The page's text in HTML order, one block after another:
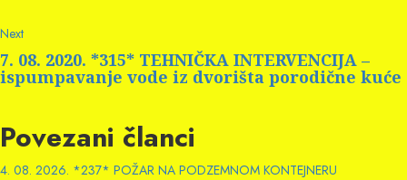
NextNext
post:
7. 08. 2020. *315* TEHNIČKA INTERVENCIJA –
ispumpavanje vode iz dvorišta porodične kuće
Povezani članci
4. 08. 2026. *237* POŽAR NA PODZEMNOM KONTEJNERU